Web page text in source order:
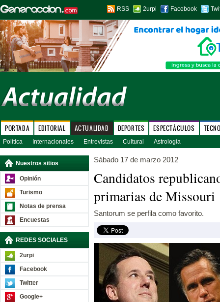
RSS 2urpi Facebook
PORTADA EDITORIAL ACTUALIDAD DEPORTES ESPECTÁCULOS
Política Internacionales Entrevistas Cultural Astrología
Nuestros sitios
Opinión
Turismo
Notas de prensa
Encuestas
REDES SOCIALES
2urpi
Facebook
Twitter
Google+
Sábado 17 de marzo 2012
Candidatos
primarias de Missouri
Santorum se perfila como favorito.